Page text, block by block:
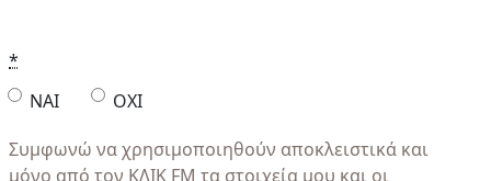
*
ΝΑΙ
ΟΧΙ
Συμφωνώ να χρησιμοποιηθούν αποκλειστικά και
μόνο από τον ΚΛΙΚ FM τα στοιχεία μου και οι